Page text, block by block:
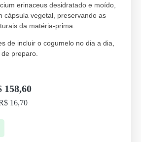
erinaceus desidratado e moído,
cápsula vegetal, preservando as
da matéria-prima.
de incluir o cogumelo no dia a dia,
preparo.
158,60
16,70